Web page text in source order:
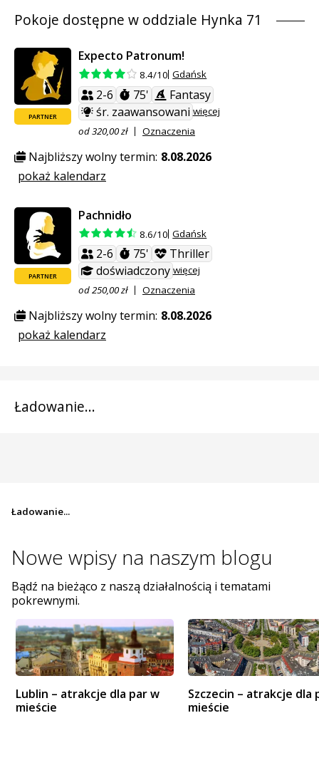
Pokoje dostępne w oddziale Hynka 71
PARTNER
Expecto Patronum!
8.4/10 Gdańsk
2-6 75'
Fantasy
śr. zaawansowani więcej
od 320,00 zł
Oznaczenia
Najbliższy wolny termin: 8.08.2026
pokaż kalendarz
PARTNER
Pachnidło
8.6/10 Gdańsk
2-6 75'
Thriller
doświadczony więcej
od 250,00 zł
Oznaczenia
Najbliższy wolny termin: 8.08.2026
pokaż kalendarz
Ładowanie...
Ładowanie...
Nowe wpisy na naszym blogu
Bądź na bieżąco z naszą działalnością i tematami
pokrewnymi.
Lublin – atrakcje dla par w
mieście
Szczecin – atrakcje dla
mieście